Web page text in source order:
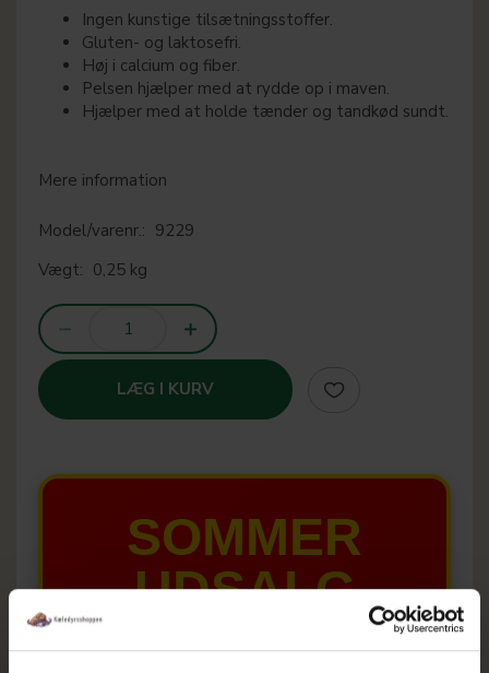
Ingen kunstige tilsætningsstoffer.
Gluten- og laktosefri.
Høj i calcium og fiber.
Pelsen hjælper med at rydde op i maven.
Hjælper med at holde tænder og tandkød sundt.
Mere information
Model/varenr.: 9229
Vægt: 0,25 kg
LÆG I KURV
SOMMER
UDSALG
TIL D. 8 AUGUST